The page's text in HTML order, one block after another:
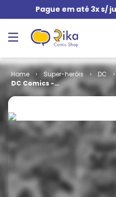
Pague em até 3x s/
Super-heróis DC
DC Comics -
Coleção de
Novels -
Sagas
Definitivas #
Apocalypse